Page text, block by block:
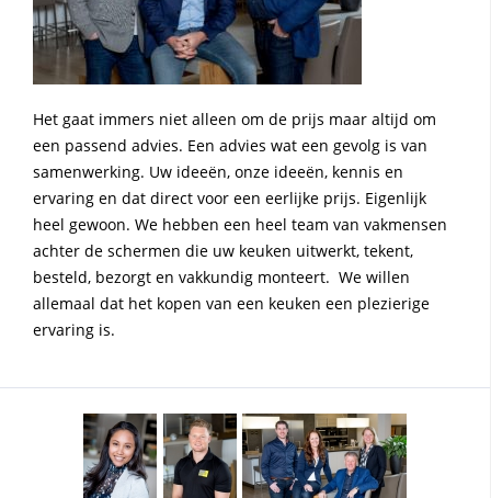
Het gaat immers niet alleen om de prijs maar altijd om
een passend advies. Een advies wat een gevolg is van
samenwerking. Uw ideeën, onze ideeën, kennis en
ervaring en dat direct voor een eerlijke prijs. Eigenlijk
heel gewoon. We hebben een heel team van vakmensen
achter de schermen die uw keuken uitwerkt, tekent,
besteld, bezorgt en vakkundig monteert. We willen
allemaal dat het kopen van een keuken een plezierige
ervaring is.